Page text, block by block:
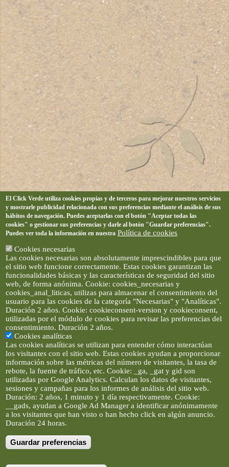
Artículos e imágenes son propiedad de elclickverde ©. No se
permite la difusión de los textos ni imágenes sin permiso de
El Click Verde utiliza cookies propias y de terceros para mejorar nuestros servicios
y mostrarle publicidad relacionada con sus preferencias mediante el análisis de sus
hábitos de navegación. Puedes aceptarlas con el botón "Aceptar todas las
cookies" o gestionar sus preferencias y darle al botón "Guardar preferencias".
Puedes ver toda la información en nuestra Política de cookies
Cookies necesarias
Las cookies necesarias son absolutamente imprescindibles para que
el sitio web funcione correctamente. Estas cookies garantizan las
funcionalidades básicas y las características de seguridad del sitio
web, de forma anónima. Cookie: cookies_necesarias y
cookies_anal_liticas, utilizas para almacenar el consentimiento del
usuario para las cookies de la categoría "Necesarias" y "Analíticas".
Duración 2 años. Cookie: cookieconsent-version y cookieconsent,
utilizadas por el módulo de cookies para revisar las preferencias del
consentimiento. Duración 2 años.
Cookies analíticas
Las cookies analíticas se utilizan para entender cómo interactúan
los visitantes con el sitio web. Estas cookies ayudan a proporcionar
información sobre las métricas del número de visitantes, la tasa de
rebote, la fuente de tráfico, etc. Cookie: _ga, _gat y gid son
utilizadas por Google Analytics. Calculan los datos de visitantes,
sesiones y campañas para los informes de análisis del sitio web.
Duración: 2 años, 1 minuto y 1 día respectivamente. Cookie:
__gads, ayudan a Google Ad Manager a identificar anónimamente
a los visitantes que han visto o han hecho click en algún anuncio.
Duración 24 horas.
Guardar preferencias